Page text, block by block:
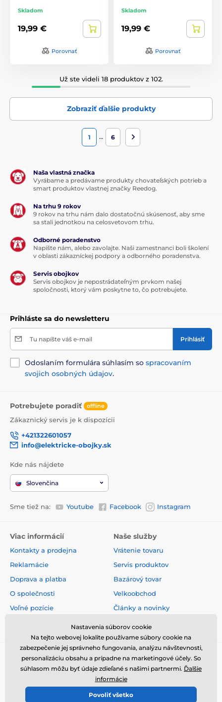
Skladom
19,99 €
Porovnať
Skladom
19,99 €
Porovnať
Už ste videli 18 produktov z 102.
Zobraziť ďalšie produkty
1 … 6
Naša vlastná značka
Vyrábame a predávame produkty chovateľských potrieb a
smart produktov vlastnej značky Reedog.
Na trhu 9 rokov
9 rokov na trhu nám dalo dostatočnú skúsenosť, aby sme
sa stali jednotkou na celosvetovom trhu.
Odborné poradenstvo
Napíšte nám, alebo zavolajte. Naši zamestnanci boli školení
v oblasti zákazníckej podpory a odborného poradenstva.
Servis obojkov
Servis obojkov je nepostrádateľným prvkom našej
spoločnosti, ktorý vám poskytne to, čo potrebujete.
Prihláste sa do newsletteru
Tu napíšte váš e-mail Prihlásiť
Odoslaním formulára súhlasím so spracovaním
svojich osobných údajov.
Potrebujete poradiť offline
Zákaznický servis je k dispozícii
+421322601057
info@elektricke-obojky.sk
Kde nás nájdete
Slovenčina
Sme tiež na: Youtube Facebook Instagram
Viac informácií
Kontakty a prodejna
Reklamácie
Doprava a platba
O společnosti
Voľné pozície
Naše služby
Vrátenie tovaru
Servis produktov
Bazárový tovar
Velkoobchod
Články a novinky
© 2026 www.elektricke-obojky.sk ⦁ E-shop vytvorila
Nastavenia súborov cookie
Na tejto webovej lokalite používame súbory cookie na
zabezpečenie jej správneho fungovania, analýzu návštevnosti,
personalizáciu obsahu a prípadne na marketingové účely. So
súhlasom môžu byť údaje zdieľané s našimi partnermi. Ďalšie
informácie
Povoliť všetko